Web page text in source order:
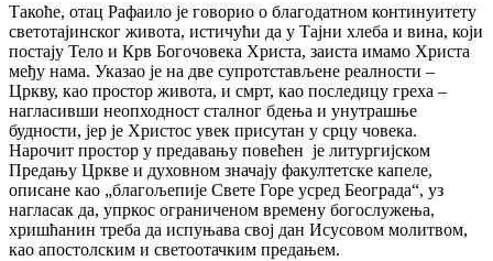
Такоће, отац Рафаило је говорио о благодатном континуитету
светотајинског живота, истичући да у Тајни хлеба и вина, који
постају Тело и Крв Богочовека Христа, заиста имамо Христа
међу нама. Указао је на две супротстављене реалности –
Цркву, као простор живота, и смрт, као последицу греха –
нагласивши неопходност сталног бдења и унутрашње
будности, јер је Христос увек присутан у срцу човека.
Нарочит простор у предавању повећен је литургијском
Предању Цркве и духовном значају факултетске капеле,
описане као „благољепије Свете Горе усред Београда“, уз
нагласак да, упркос ограниченом времену богослужења,
хришћанин треба да испуњава свој дан Исусовом молитвом,
као апостолским и светоотачким предањем.